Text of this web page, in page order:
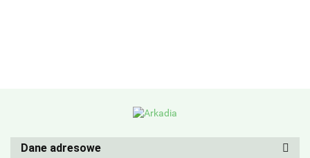
Dane adresowe